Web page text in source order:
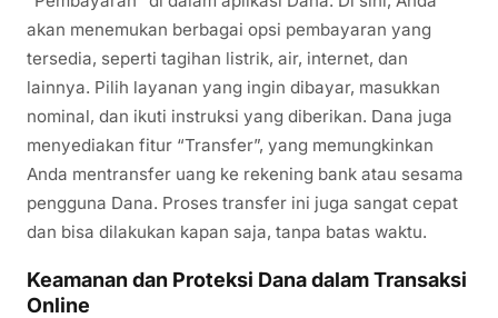
akan menemukan berbagai opsi pembayaran yang
tersedia, seperti tagihan listrik, air, internet, dan
lainnya. Pilih layanan yang ingin dibayar, masukkan
nominal, dan ikuti instruksi yang diberikan. Dana juga
menyediakan fitur “Transfer”, yang memungkinkan
Anda mentransfer uang ke rekening bank atau sesama
pengguna Dana. Proses transfer ini juga sangat cepat
dan bisa dilakukan kapan saja, tanpa batas waktu.
Keamanan dan Proteksi Dana dalam Transaksi
Online